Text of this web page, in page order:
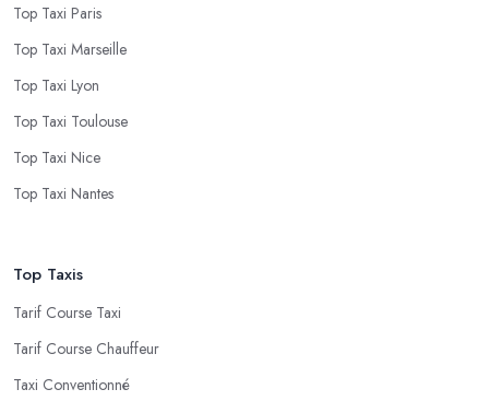
Top Taxi Paris
Top Taxi Marseille
Top Taxi Lyon
Top Taxi Toulouse
Top Taxi Nice
Top Taxi Nantes
Top Taxis
Tarif Course Taxi
Tarif Course Chauffeur
Taxi Conventionné